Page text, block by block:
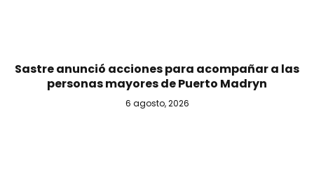
Sastre anunció acciones para acompañar a las
personas mayores de Puerto Madryn
6 agosto, 2026